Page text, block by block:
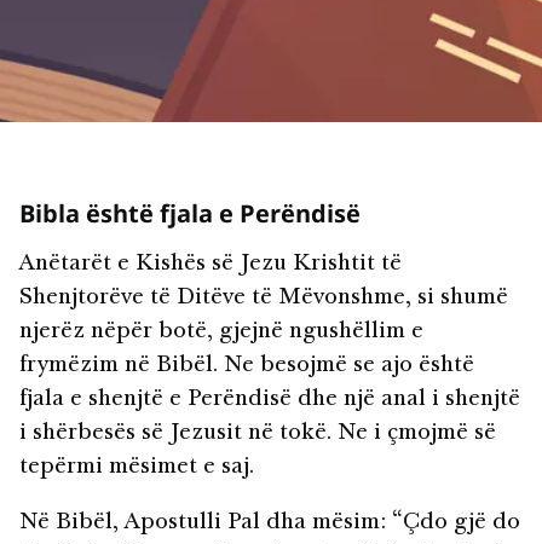
Bibla është fjala e Perëndisë
Anëtarët e Kishës së Jezu Krishtit të
Shenjtorëve të Ditëve të Mëvonshme, si shumë
njerëz nëpër botë, gjejnë ngushëllim e
frymëzim në Bibël. Ne besojmë se ajo është
fjala e shenjtë e Perëndisë dhe një anal i shenjtë
i shërbesës së Jezusit në tokë. Ne i çmojmë së
tepërmi mësimet e saj.
Në Bibël, Apostulli Pal dha mësim: “Çdo gjë do